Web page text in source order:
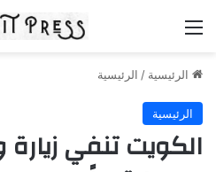
الرئيسية / الرئيسية
الرئيسية
الكويت تنفي زيارة